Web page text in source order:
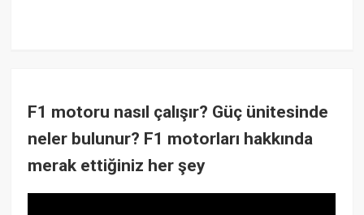
F1 motoru nasıl çalışır? Güç ünitesinde
neler bulunur? F1 motorları hakkında
merak ettiğiniz her şey